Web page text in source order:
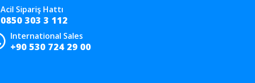
Acil Sipariş Hattı
0850 303 3 112
International Sales
+90 530 724 29 00